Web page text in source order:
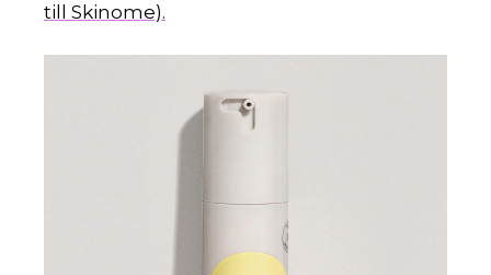
till Skinome).